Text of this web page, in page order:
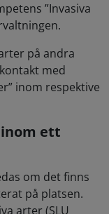
”Invasiva
på andra
med
inom respektive
ett
om det finns
på platsen.
arter (SLU